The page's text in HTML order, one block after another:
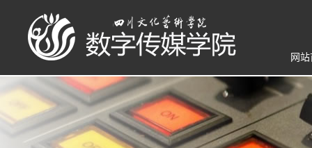
网